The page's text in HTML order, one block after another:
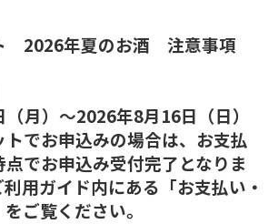
2026年夏のお酒 注意事項
月）～2026年8月16日（日）
でお申込みの場合は、お支払
でお申込み受付完了となりま
用ガイド内にある「お支払い・
ご覧ください。